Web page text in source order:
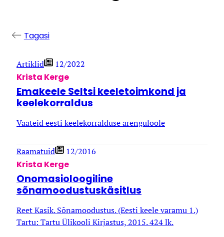
Tagasi
Artiklid 12/2022
Krista Kerge
Emakeele Seltsi keeletoimkond ja
keelekorraldus
Vaateid eesti keelekorralduse arenguloole
Raamatuid 12/2016
Krista Kerge
Onomasioloogiline
sõnamoodustuskäsitlus
Reet Kasik. Sõnamoodustus. (Eesti keele varamu 1.)
Tartu: Tartu Ülikooli Kirjastus, 2015. 424 lk.